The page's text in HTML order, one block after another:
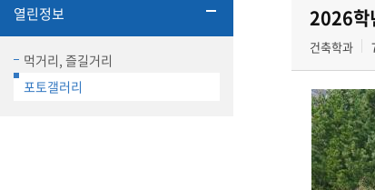
열린정보
먹거리, 즐길거리
포토갤러리
2026학
건축학과